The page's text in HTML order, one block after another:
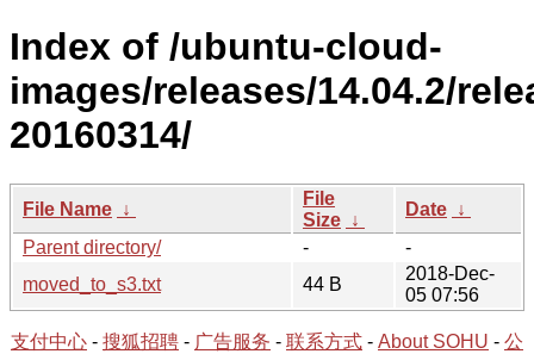
Index of /ubuntu-cloud-
images/releases/14.04.2/
20160314/
File Name ↓
File
Size ↓
Date ↓
Parent directory/
-
-
moved_to_s3.txt
44 B
2018-Dec-
05 07:56
支付中心 - 搜狐招聘 - 广告服务 - 联系方式 - About SOHU - 公